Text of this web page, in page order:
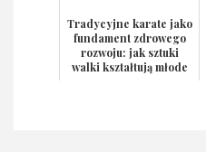
Tradycyjne karate jako
fundament zdrowego
rozwoju: jak sztuki
walki kształtują młode